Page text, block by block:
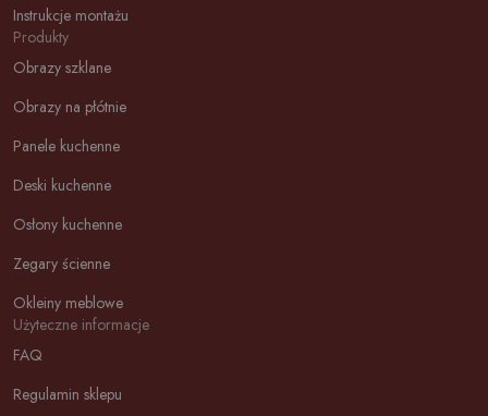
Instrukcje montażu
Produkty
Obrazy szklane
Obrazy na płótnie
Panele kuchenne
Deski kuchenne
Osłony kuchenne
Zegary ścienne
Okleiny meblowe
Użyteczne informacje
FAQ
Regulamin sklepu